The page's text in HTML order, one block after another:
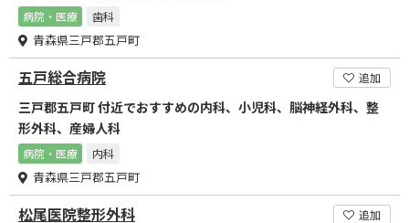
病院・医療 歯科
青森県三戸郡五戸町
五戸総合病院 追加
三戸郡五戸町 付近でおすすめの内科、小児科、脳神経外科、整
形外科、産婦人科
病院・医療 内科
青森県三戸郡五戸町
松尾医院整形外科 追加